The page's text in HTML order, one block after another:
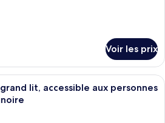
Voir les prix
Une chambre d’hôtel avec un
lit, accessible aux personnes